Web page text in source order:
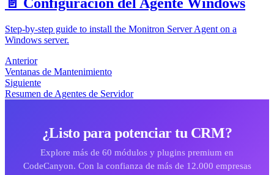
📄️ Configuracion del Agente Windows
Step-by-step guide to install the Monitron Server Agent on a
Windows server.
Anterior
Ventanas de Mantenimiento
Siguiente
Resumen de Agentes de Servidor
¿Listo para potenciar tu CRM?
Explore más de 60 módulos y plugins premium en
CodeCanyon. Con la confianza de más de 12.000 empresas